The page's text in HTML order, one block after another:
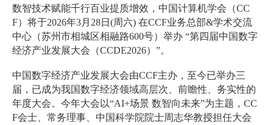
数智技术赋能千行百业提质增效，中国计算机学会（CC
F）将于2026年3月28日(周六) 在CCF业务总部&学术交流
中心（苏州市相城区相融路600号） 举办 “第四届中国数字
经济产业发展大会（CCDE2026）”。
中国数字经济产业发展大会由CCF主办，至今已举办三
届，已成为我国数字经济领域高层次、前瞻性、务实性的
年度大会。今年大会以“AI+场景 数智向未来”为主题，CC
F会士、常务理事、中国科学院院士周志华教授担任大会